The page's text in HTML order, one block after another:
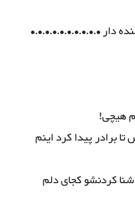
دار •.•.•.•.•.•.•.•.•.•
هیچی!
برادر پیدا کرد اینم
کردنشو کجای دلم